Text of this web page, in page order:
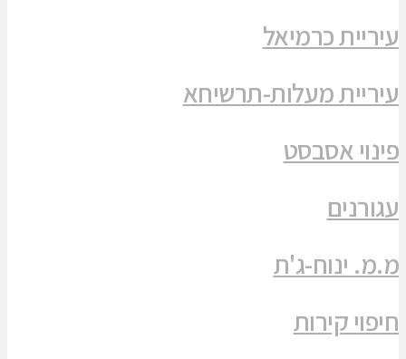
עיריית כרמיאל
עיריית מעלות-תרשיחא
פינוי אסבסט
עגורנים
מ.מ. ינוח-ג'ת
חיפוי קירות